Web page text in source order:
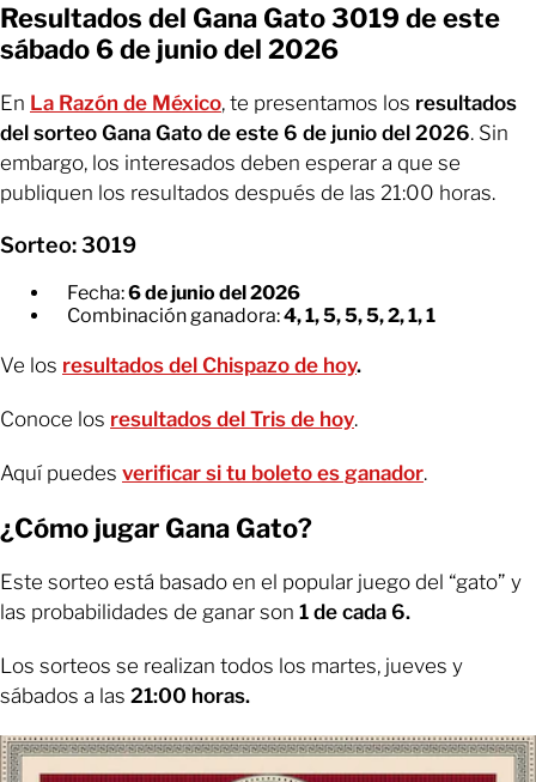
Resultados del Gana Gato 3019 de este
sábado 6 de junio del 2026
En La Razón de México, te presentamos los resultados
del sorteo Gana Gato de este 6 de junio del 2026. Sin
embargo, los interesados deben esperar a que se
publiquen los resultados después de las 21:00 horas.
Sorteo: 3019
Fecha:6 de junio del 2026
Combinación ganadora:4, 1, 5, 5, 5, 2, 1, 1
Ve los resultados del Chispazo de hoy.
Conoce los resultados del Tris de hoy.
Aquí puedes verificar si tu boleto es ganador.
¿Cómo jugar Gana Gato?
Este sorteo está basado en el popular juego del “gato” y
las probabilidades de ganar son 1 de cada 6.
Los sorteos se realizan todos los martes, jueves y
sábados a las 21:00 horas.